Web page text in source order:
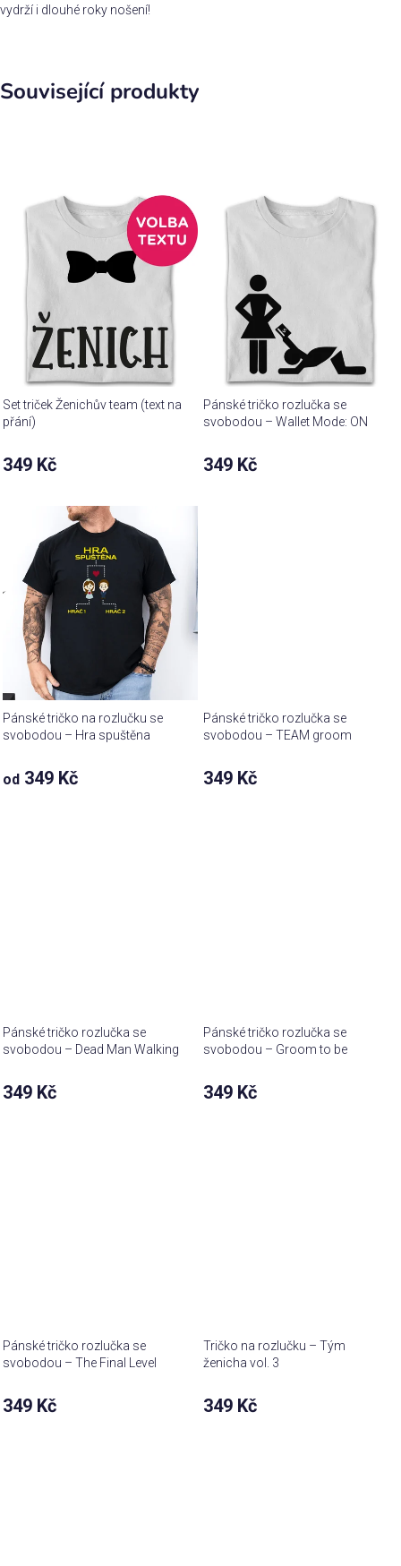
vydrží i dlouhé roky nošení!
Související produkty
Set triček Ženichův team (text na
přání)
349 Kč
Pánské tričko rozlučka se
svobodou – Wallet Mode: ON
349 Kč
Pánské tričko na rozlučku se
svobodou – Hra spuštěna
od 349 Kč
Pánské tričko rozlučka se
svobodou – TEAM groom
349 Kč
Pánské tričko rozlučka se
svobodou – Dead Man Walking
349 Kč
Pánské tričko rozlučka se
svobodou – Groom to be
349 Kč
Pánské tričko rozlučka se
svobodou – The Final Level
349 Kč
Tričko na rozlučku – Tým
ženicha vol. 3
349 Kč